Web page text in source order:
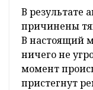
В результате
причинены
В настоящий
ничего не
момент
пристегнут